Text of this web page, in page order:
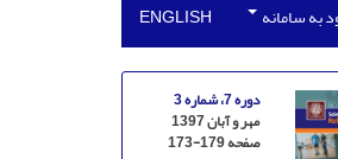
به سامانه ENGLISH
دوره 7، شماره 3
مهر و آبان 1397
صفحه173-179